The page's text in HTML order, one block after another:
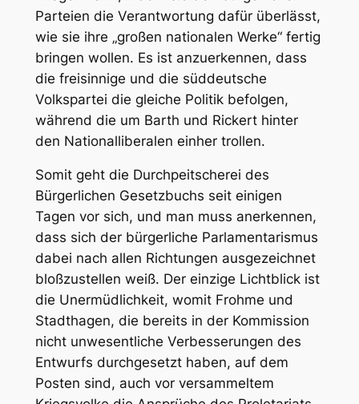
Parteien die Verantwortung dafür überlässt,
wie sie ihre „großen nationalen Werke“ fertig
bringen wollen. Es ist anzuerkennen, dass
die freisinnige und die süddeutsche
Volkspartei die gleiche Politik befolgen,
während die um Barth und Rickert hinter
den Nationalliberalen einher trollen.
Somit geht die Durchpeitscherei des
Bürgerlichen Gesetzbuchs seit einigen
Tagen vor sich, und man muss anerkennen,
dass sich der bürgerliche Parlamentarismus
dabei nach allen Richtungen ausgezeichnet
bloßzustellen weiß. Der einzige Lichtblick ist
die Unermüdlichkeit, womit Frohme und
Stadthagen, die bereits in der Kommission
nicht unwesentliche Verbesserungen des
Entwurfs durchgesetzt haben, auf dem
Posten sind, auch vor versammeltem